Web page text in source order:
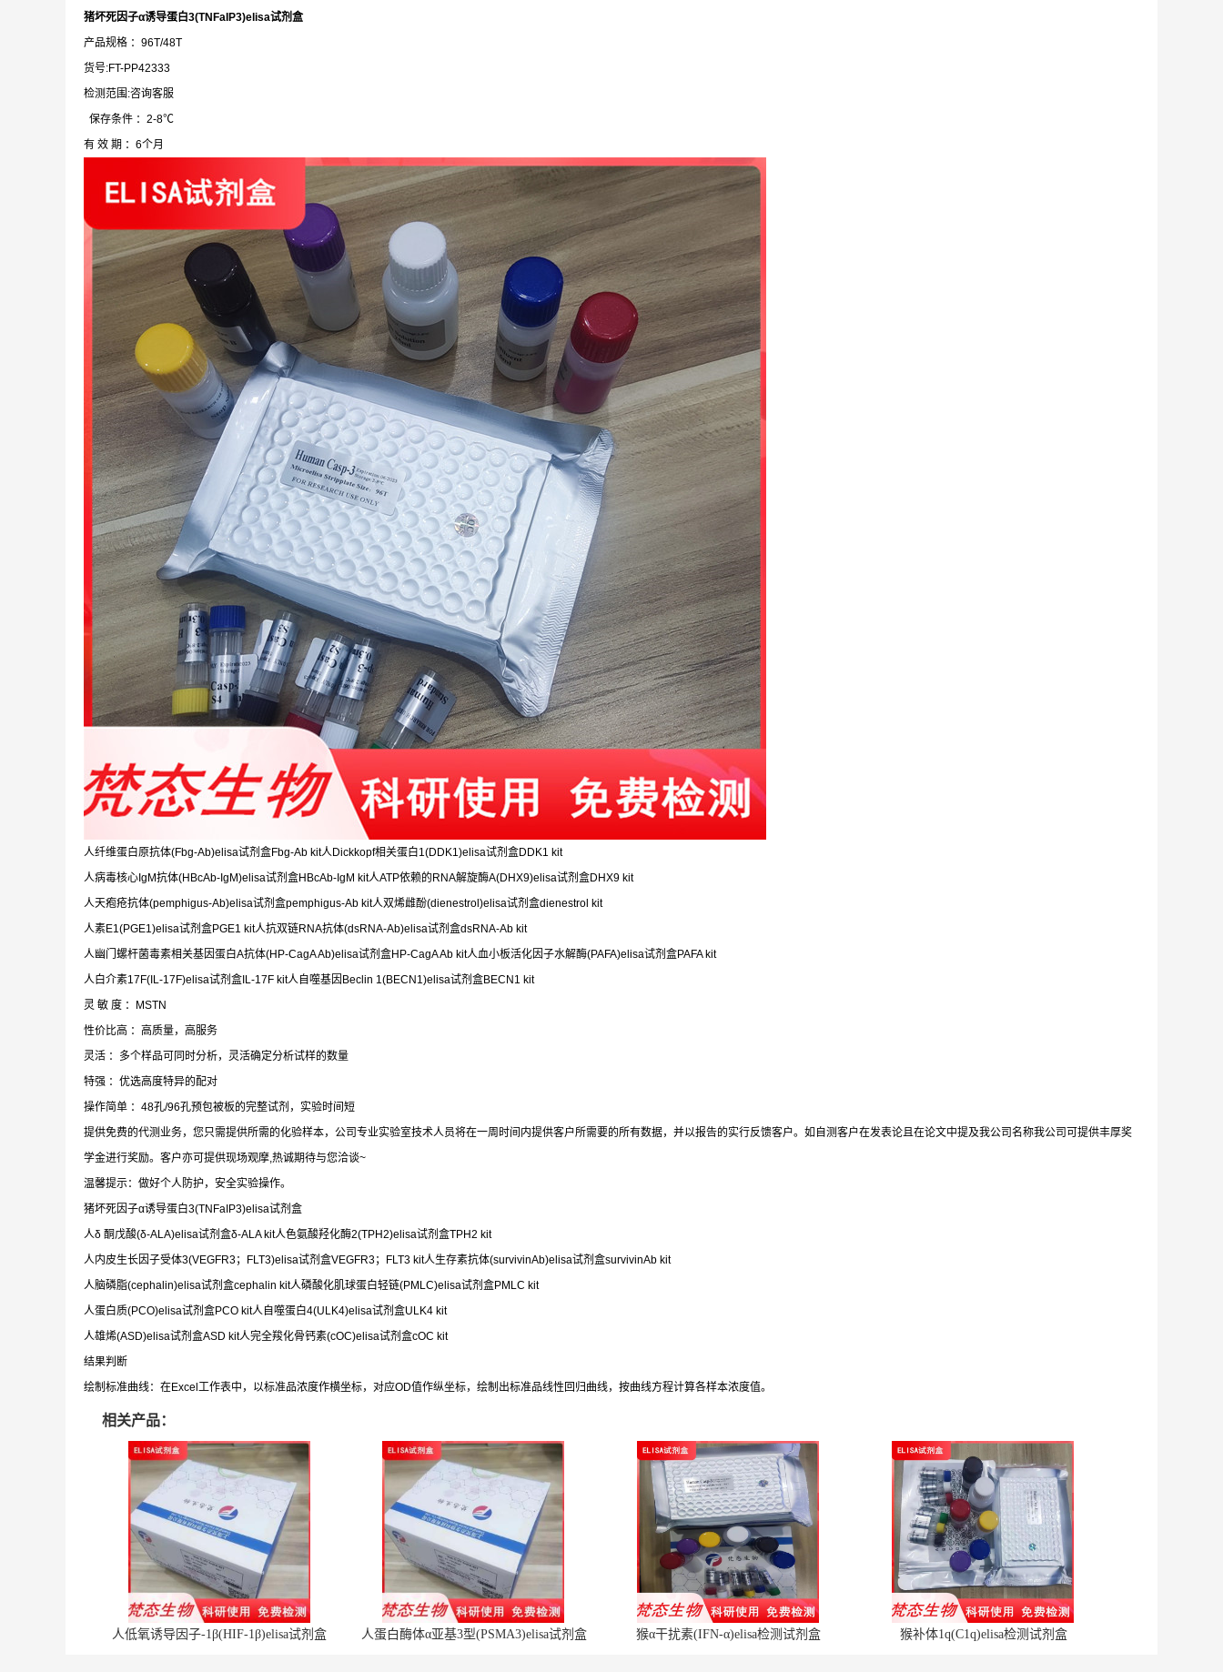
猪坏死因子α诱导蛋白3(TNFaIP3)elisa试剂盒
产品规格 ：96T/48T
货号:FT-PP42333
检测范围:咨询客服
保存条件 ：2-8℃
有 效 期 ：6个月
人纤维蛋白原抗体(Fbg-Ab)elisa试剂盒Fbg-Ab kit人Dickkopf相关蛋白1(DDK1)elisa试剂盒DDK1 kit
人病毒核心IgM抗体(HBcAb-IgM)elisa试剂盒HBcAb-IgM kit人ATP依赖的RNA解旋酶A(DHX9)elisa试剂盒DHX9 kit
人天疱疮抗体(pemphigus-Ab)elisa试剂盒pemphigus-Ab kit人双烯雌酚(dienestrol)elisa试剂盒dienestrol kit
人素E1(PGE1)elisa试剂盒PGE1 kit人抗双链RNA抗体(dsRNA-Ab)elisa试剂盒dsRNA-Ab kit
人幽门螺杆菌毒素相关基因蛋白A抗体(HP-CagA Ab)elisa试剂盒HP-CagA Ab kit人血小板活化因子水解酶(PAFA)elisa试剂盒PAFA kit
人白介素17F(IL-17F)elisa试剂盒IL-17F kit人自噬基因Beclin 1(BECN1)elisa试剂盒BECN1 kit
灵 敏 度 ：MSTN
性价比高 ：高质量，高服务
灵活 ：多个样品可同时分析，灵活确定分析试样的数量
特强 ：优选高度特异的配对
操作简单 ：48孔/96孔预包被板的完整试剂，实验时间短
提供免费的代测业务，您只需提供所需的化验样本，公司专业实验室技术人员将在一周时间内提供客户所需要的所有数据，并以报告的实行反馈客户。如自测客户在发表论且在论文中提及我公司名称我公司可提供丰厚奖
学金进行奖励。客户亦可提供现场观摩,热诚期待与您洽谈~
温馨提示：做好个人防护，安全实验操作。
猪坏死因子α诱导蛋白3(TNFaIP3)elisa试剂盒
人δ 酮戊酸(δ-ALA)elisa试剂盒δ-ALA kit人色氨酸羟化酶2(TPH2)elisa试剂盒TPH2 kit
人内皮生长因子受体3(VEGFR3；FLT3)elisa试剂盒VEGFR3；FLT3 kit人生存素抗体(survivinAb)elisa试剂盒survivinAb kit
人脑磷脂(cephalin)elisa试剂盒cephalin kit人磷酸化肌球蛋白轻链(PMLC)elisa试剂盒PMLC kit
人蛋白质(PCO)elisa试剂盒PCO kit人自噬蛋白4(ULK4)elisa试剂盒ULK4 kit
人雄烯(ASD)elisa试剂盒ASD kit人完全羧化骨钙素(cOC)elisa试剂盒cOC kit
结果判断
绘制标准曲线：在Excel工作表中，以标准品浓度作横坐标，对应OD值作纵坐标，绘制出标准品线性回归曲线，按曲线方程计算各样本浓度值。
相关产品：
人低氧诱导因子-1β(HIF-1β)elisa试剂盒 人蛋白酶体α亚基3型(PSMA3)elisa试剂盒 猴α干扰素(IFN-α)elisa检测试剂盒 猴补体1q(C1q)elisa检测试剂盒